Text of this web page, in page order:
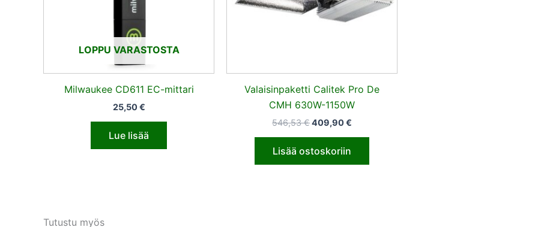
LOPPU VARASTOSTA
Milwaukee CD611 EC-mittari
25,50€
Lue lisää
Valaisinpaketti Calitek Pro De
CMH 630W-1150W
546,53€409,90€
Lisää ostoskoriin
Tutustu myös